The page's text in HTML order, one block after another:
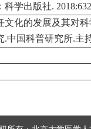
科学出版社.
文化的发展及其对
.中国科普研究所.主